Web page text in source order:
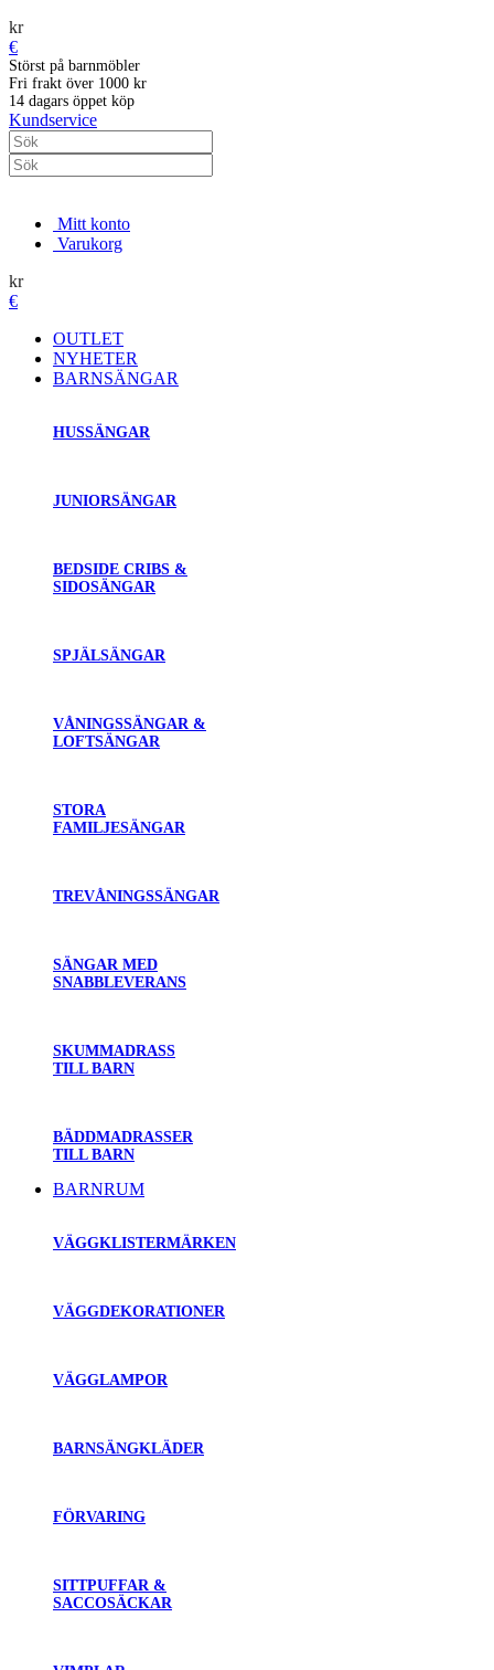
kr
€
Störst på barnmöbler
Fri frakt över 1000 kr
14 dagars öppet köp
Kundservice
Mitt konto
Varukorg
kr
€
OUTLET
NYHETER
BARNSÄNGAR
HUSSÄNGAR
JUNIORSÄNGAR
BEDSIDE CRIBS &
SIDOSÄNGAR
SPJÄLSÄNGAR
VÅNINGSSÄNGAR &
LOFTSÄNGAR
STORA
FAMILJESÄNGAR
TREVÅNINGSSÄNGAR
SÄNGAR MED
SNABBLEVERANS
SKUMMADRASS
TILL BARN
BÄDDMADRASSER
TILL BARN
BARNRUM
VÄGGKLISTERMÄRKEN
VÄGGDEKORATIONER
VÄGGLAMPOR
BARNSÄNGKLÄDER
FÖRVARING
SITTPUFFAR &
SACCOSÄCKAR